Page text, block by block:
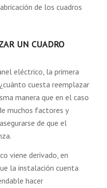
de los cuadros
UN CUADRO
eléctrico, la primera
cuesta reemplazar
manera que en el caso
muchos factores y
de que el
viene derivado, en
la instalación cuenta
hacer